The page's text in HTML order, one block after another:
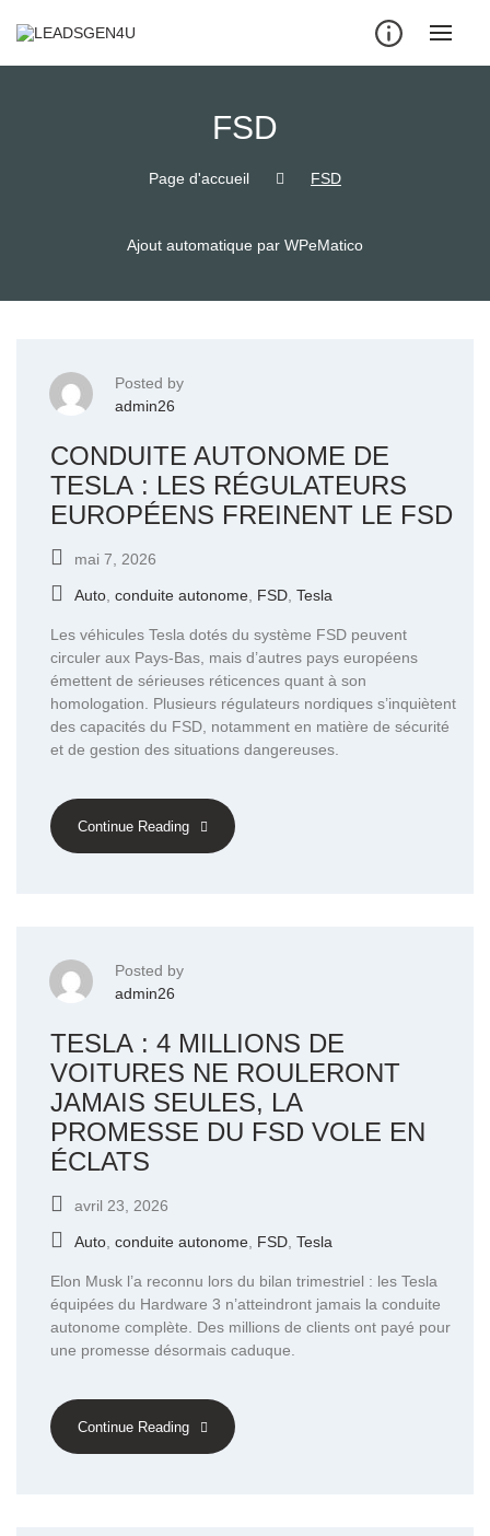
FSD
Page d'accueil FSD
Ajout automatique par WPeMatico
Posted by
admin26
CONDUITE AUTONOME DE
TESLA : LES RÉGULATEURS
EUROPÉENS FREINENT LE FSD
mai 7, 2026
Auto conduite autonome FSD Tesla
Les véhicules Tesla dotés du système FSD peuvent
circuler aux Pays-Bas, mais d’autres pays européens
émettent de sérieuses réticences quant à son
homologation. Plusieurs régulateurs nordiques s’inquiètent
des capacités du FSD, notamment en matière de sécurité
et de gestion des situations dangereuses.
Continue Reading
Posted by
admin26
TESLA : 4 MILLIONS DE
VOITURES NE ROULERONT
JAMAIS SEULES, LA
PROMESSE DU FSD VOLE EN
ÉCLATS
avril 23, 2026
Auto conduite autonome FSD Tesla
Elon Musk l’a reconnu lors du bilan trimestriel : les Tesla
équipées du Hardware 3 n’atteindront jamais la conduite
autonome complète. Des millions de clients ont payé pour
une promesse désormais caduque.
Continue Reading